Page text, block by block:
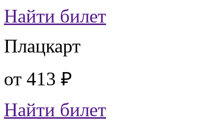
Найти билет
Плацкарт
от 413 ₽
Найти билет